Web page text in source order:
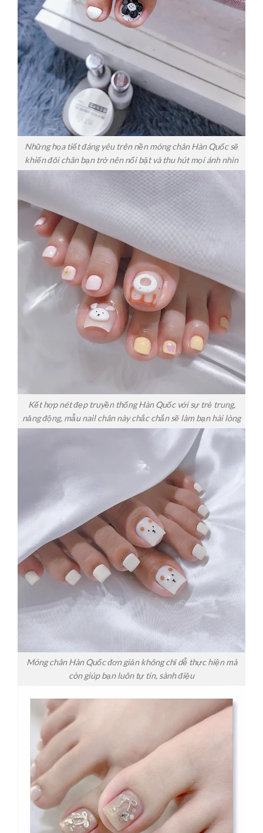
Những họa tiết đáng yêu trên nền móng chân Hàn Quốc sẽ
khiến đôi chân bạn trở nên nổi bật và thu hút mọi ánh nhìn
Kết hợp nét đẹp truyền thống Hàn Quốc với sự trẻ trung,
năng động, mẫu nail chân này chắc chắn sẽ làm bạn hài lòng
Móng chân Hàn Quốc đơn giản không chỉ dễ thực hiện mà
còn giúp bạn luôn tự tin, sành điệu